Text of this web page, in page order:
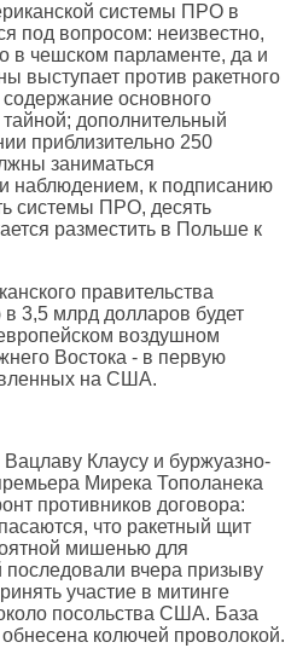
системы ПРО в
под вопросом: неизвестно,
в чешском парламенте, да и
выступает против ракетного
основного
дополнительный
приблизительно 250
заниматься
наблюдением, к подписанию
системы ПРО, десять
разместить в Польше к
правительства
3,5 млрд долларов будет
воздушном
Востока - в первую
на США.
Клаусу и буржуазно-
Мирека Тополанека
противников договора:
что ракетный щит
мишенью для
вчера призыву
участие в митинге
посольства США. База
колючей проволокой.